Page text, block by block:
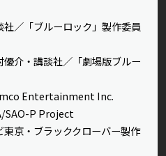
／「ブルーロック」製作委員
介・講談社／「劇場版ブルー
Entertainment Inc.
SAO-P Project
京・ブラッククローバー製作